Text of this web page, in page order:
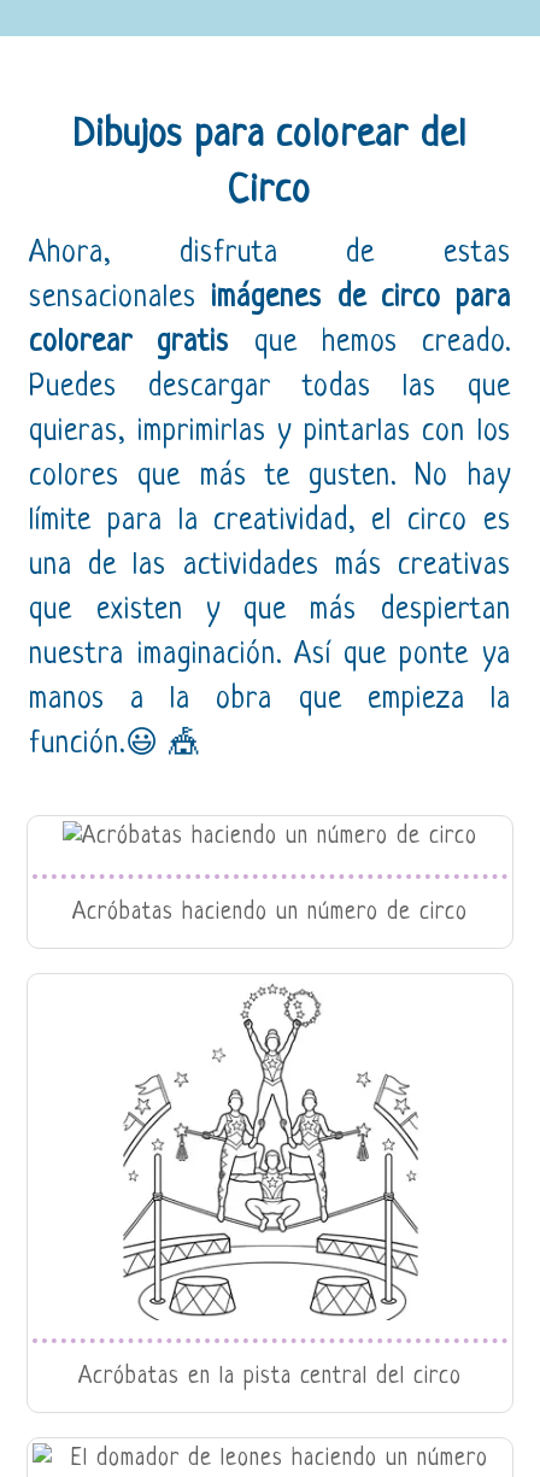
Dibujos para colorear del
Circo
Ahora, disfruta de estas
sensacionales imágenes de circo para
colorear gratis que hemos creado.
Puedes descargar todas las que
quieras, imprimirlas y pintarlas con los
colores que más te gusten. No hay
límite para la creatividad, el circo es
una de las actividades más creativas
que existen y que más despiertan
nuestra imaginación. Así que ponte ya
manos a la obra que empieza la
función.😃 🎪
Acróbatas haciendo un número de circo
Acróbatas en la pista central del circo